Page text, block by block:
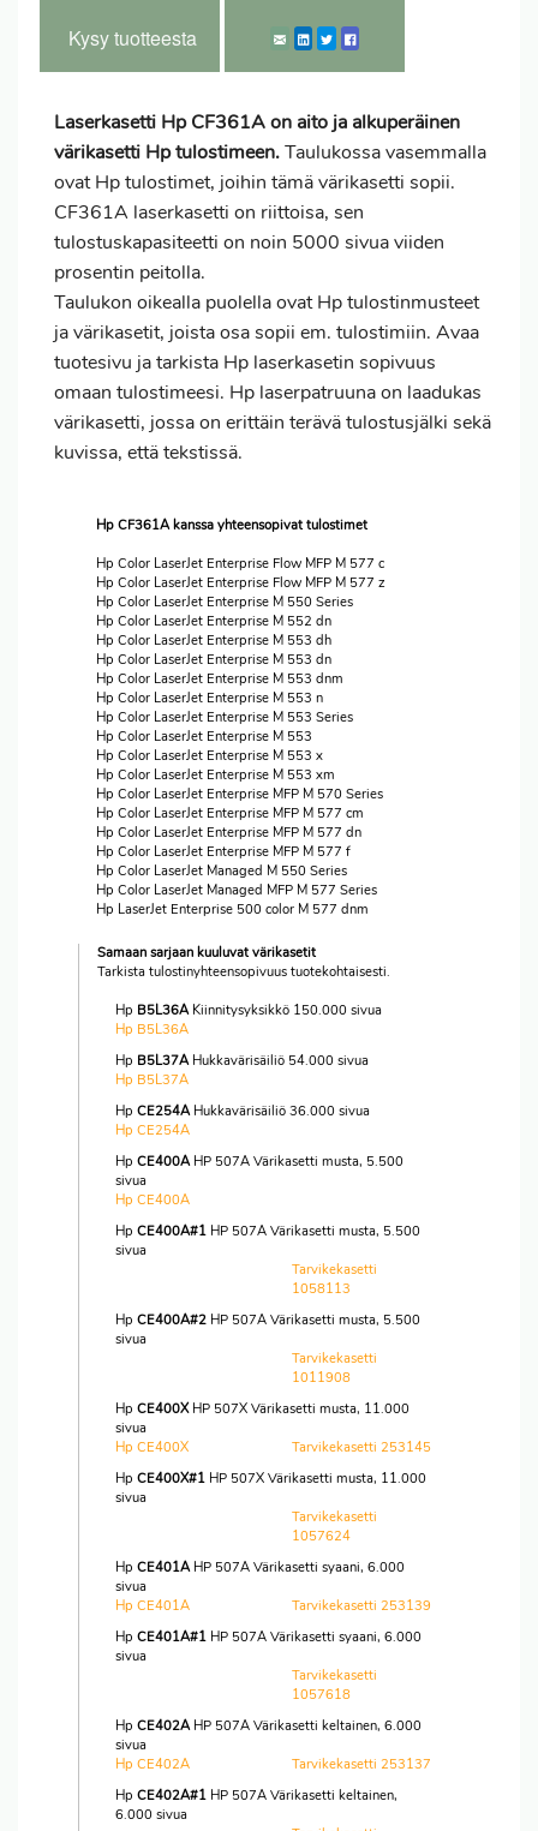
Kysy tuotteesta
Laserkasetti Hp CF361A on aito ja alkuperäinen
värikasetti Hp tulostimeen.Taulukossa vasemmalla
ovat Hp tulostimet, joihin tämä värikasetti sopii.
CF361A laserkasetti on riittoisa, sen
tulostuskapasiteetti on noin 5000 sivua viiden
prosentin peitolla.
Taulukon oikealla puolella ovat Hp tulostinmusteet
ja värikasetit, joista osa sopii em. tulostimiin. Avaa
tuotesivu ja tarkista Hp laserkasetin sopivuus
omaan tulostimeesi. Hp laserpatruuna on laadukas
värikasetti, jossa on erittäin terävä tulostusjälki sekä
kuvissa, että tekstissä.
Hp CF361A kanssa yhteensopivat tulostimet
Hp Color LaserJet Enterprise Flow MFP M 577 c
Hp Color LaserJet Enterprise Flow MFP M 577 z
Hp Color LaserJet Enterprise M 550 Series
Hp Color LaserJet Enterprise M 552 dn
Hp Color LaserJet Enterprise M 553 dh
Hp Color LaserJet Enterprise M 553 dn
Hp Color LaserJet Enterprise M 553 dnm
Hp Color LaserJet Enterprise M 553 n
Hp Color LaserJet Enterprise M 553 Series
Hp Color LaserJet Enterprise M 553
Hp Color LaserJet Enterprise M 553 x
Hp Color LaserJet Enterprise M 553 xm
Hp Color LaserJet Enterprise MFP M 570 Series
Hp Color LaserJet Enterprise MFP M 577 cm
Hp Color LaserJet Enterprise MFP M 577 dn
Hp Color LaserJet Enterprise MFP M 577 f
Hp Color LaserJet Managed M 550 Series
Hp Color LaserJet Managed MFP M 577 Series
Hp LaserJet Enterprise 500 color M 577 dnm
Samaan sarjaan kuuluvat värikasetit
Tarkista tulostinyhteensopivuus tuotekohtaisesti.
Hp B5L36AKiinnitysyksikkö 150.000 sivua
Hp B5L36A
Hp B5L37AHukkavärisäiliö 54.000 sivua
Hp B5L37A
Hp CE254AHukkavärisäiliö 36.000 sivua
Hp CE254A
Hp CE400AHP 507A Värikasetti musta, 5.500
sivua
Hp CE400A
Hp CE400A#1 HP 507A Värikasetti musta, 5.500
sivua
Tarvikekasetti
1058113
Hp CE400A#2 HP 507A Värikasetti musta, 5.500
sivua
Tarvikekasetti
1011908
Hp CE400XHP 507X Värikasetti musta, 11.000
sivua
Hp CE400X
Tarvikekasetti 253145
Hp CE400X#1 HP 507X Värikasetti musta, 11.000
sivua
Tarvikekasetti
1057624
Hp CE401AHP 507A Värikasetti syaani, 6.000
sivua
Hp CE401A
Tarvikekasetti 253139
Hp CE401A#1 HP 507A Värikasetti syaani, 6.000
sivua
Tarvikekasetti
1057618
Hp CE402AHP 507A Värikasetti keltainen, 6.000
sivua
Hp CE402A
Tarvikekasetti 253137
Hp CE402A#1 HP 507A Värikasetti keltainen,
6.000 sivua